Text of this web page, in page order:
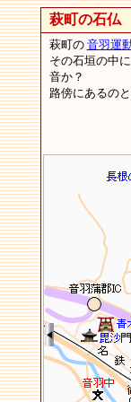
萩町の石仏
萩町の 音羽運
その石垣の中
音か？
路傍にあるの